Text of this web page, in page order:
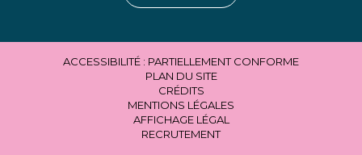
ACCESSIBILITÉ : PARTIELLEMENT CONFORME
PLAN DU SITE
CRÉDITS
MENTIONS LÉGALES
AFFICHAGE LÉGAL
RECRUTEMENT